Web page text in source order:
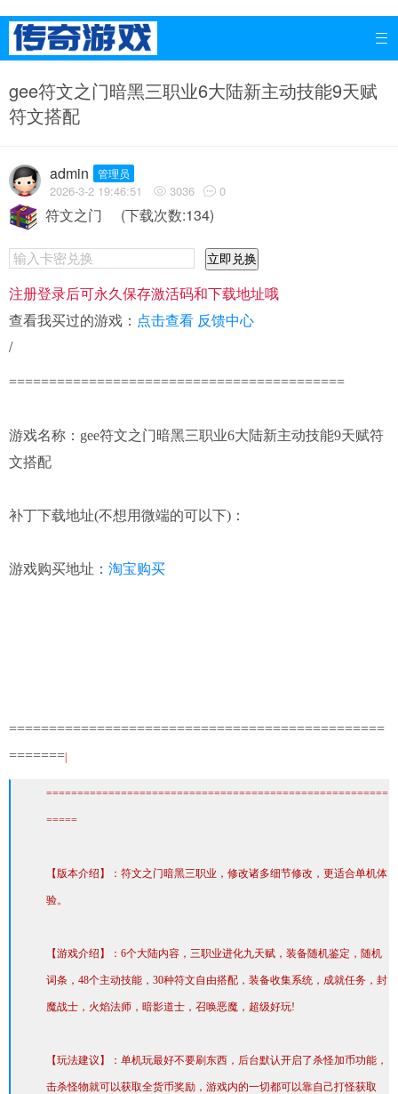

gee符文之门暗黑三职业6大陆新主动技能9天赋
符文搭配
admin 管理员
2026-3-2 19:46:51  3036  0
符文之门 (下载次数:134)
立即兑换
注册登录后可永久保存激活码和下载地址哦
查看我买过的游戏： 点击查看 反馈中心
/
==========================================
游戏名称：gee符文之门暗黑三职业6大陆新主动技能9天赋符
文搭配
补丁下载地址(不想用微端的可以下)：
游戏购买地址： 淘宝购买
===============================================
=======
=======================================================
=====
【版本介绍】：符文之门暗黑三职业，修改诸多细节修改，更适合单机体
验。
【游戏介绍】：6个大陆内容，三职业进化九天赋，装备随机鉴定，随机
词条，48个主动技能，30种符文自由搭配，装备收集系统，成就任务，封
魔战士，火焰法师，暗影道士，召唤恶魔，超级好玩!
【玩法建议】：单机玩最好不要刷东西，后台默认开启了杀怪加币功能，
击杀怪物就可以获取全货币奖励，游戏内的一切都可以靠自己打怪获取